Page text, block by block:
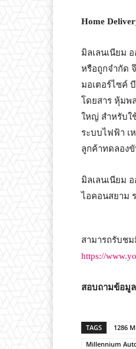
Home
มิลเลนเนียม
หรือถูกจำกัด
มอเตอร์ไซค์
โดยสาร หุ้มพ
ใหญ่ สำหรับใ
ระบบไฟฟ้า เ
ลูกค้าทดลอง
มิลเลนเนียม
ไอคอนสยาม
สามารถรับช
https://
สอบถามข้อมู
TAGS 1286
Millennium